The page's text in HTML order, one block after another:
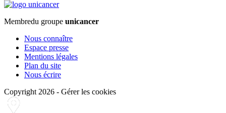
Membredu groupe unicancer
Nous connaître
Espace presse
Mentions légales
Plan du site
Nous écrire
Copyright 2026 - Gérer les cookies